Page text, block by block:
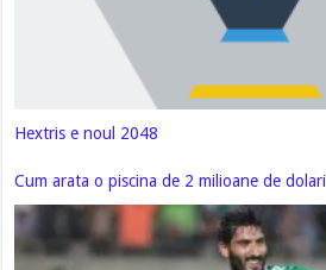
Hextris e noul 2048
Cum arata o piscina de 2 milioane de dolari